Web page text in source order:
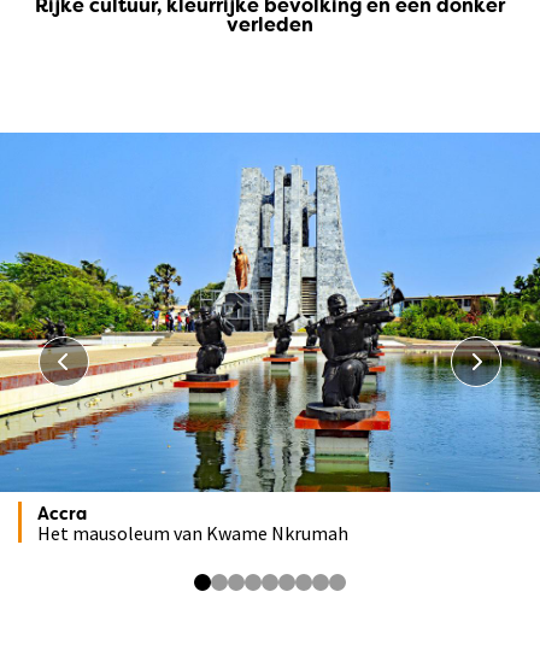
Rijke cultuur, kleurrijke bevolking en een donker
verleden
Accra
Het mausoleum van Kwame Nkrumah